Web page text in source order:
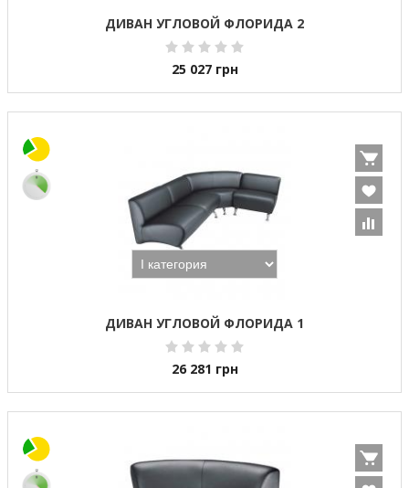
ДИВАН УГЛОВОЙ ФЛОРИДА 2
25 027 грн
ДИВАН УГЛОВОЙ ФЛОРИДА 1
26 281 грн